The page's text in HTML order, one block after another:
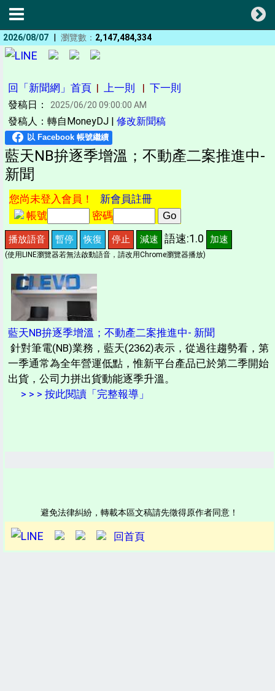
2026/08/07 | 瀏覽數： 2,147,484,334
回「新聞網」首頁 | 上一則 | 下一則
發稿日： 2025/06/20 09:00:00 AM
發稿人：轉自MoneyDJ | 修改新聞稿
藍天NB拚逐季增溫；不動產二案推進中-
新聞
您尚未登入會員！ 新會員註冊
帳號
密碼
播放語音 暫停 恢復 停止 減速 語速:1.0 加速
(使用LINE瀏覽器若無法啟動語音，請改用Chrome瀏覽器播放)
藍天NB拚逐季增溫；不動產二案推進中- 新聞
針對筆電(NB)業務，藍天(2362)表示，從過往趨勢看，第
一季通常為全年營運低點，惟新平台產品已於第二季開始
出貨，公司力拼出貨動能逐季升溫。
> > > 按此閱讀「完整報導」
避免法律糾紛，轉載本區文稿請先徵得原作者同意！
回首頁